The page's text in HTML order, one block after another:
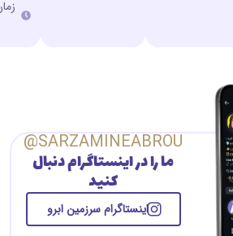
SARZAMINEABROU@
ما را در اینستاگرام دنبال
کنید
اینستاگرام سرزمین ابرو